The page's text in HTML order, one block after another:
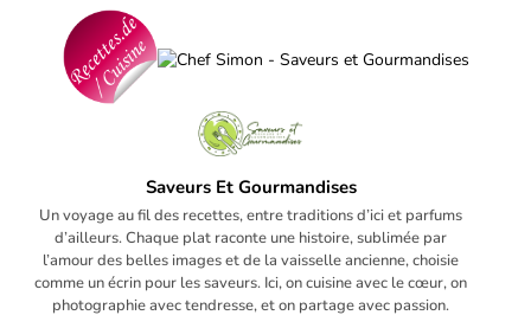
Saveurs Et Gourmandises
Un voyage au fil des recettes, entre traditions d’ici et parfums
d’ailleurs. Chaque plat raconte une histoire, sublimée par
l’amour des belles images et de la vaisselle ancienne, choisie
comme un écrin pour les saveurs. Ici, on cuisine avec le cœur, on
photographie avec tendresse, et on partage avec passion.